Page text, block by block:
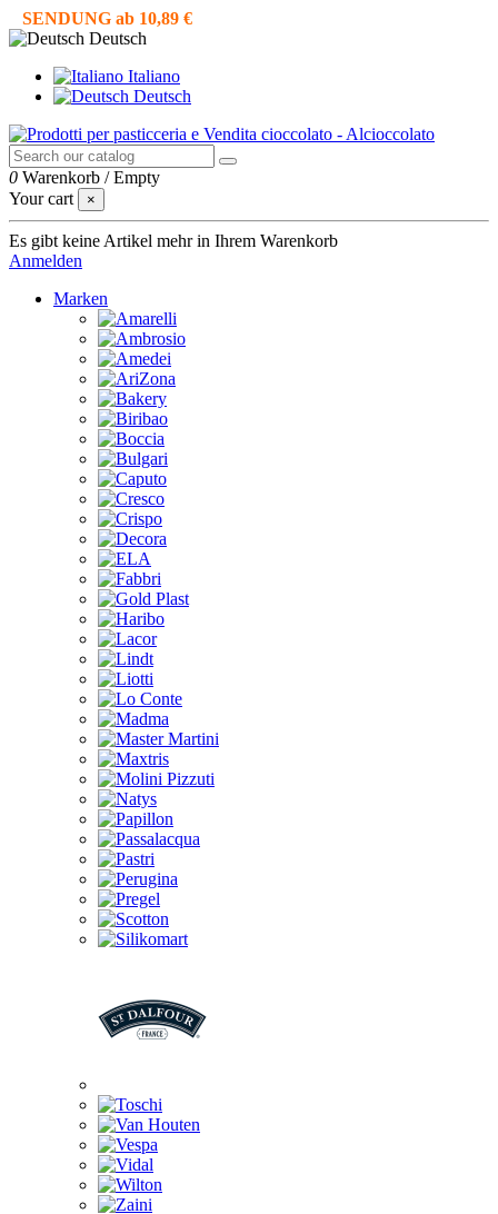
SENDUNG ab 10,89 €
Deutsch
Italiano
Deutsch
0 Warenkorb /Empty
Your cart
×
Es gibt keine Artikel mehr in Ihrem Warenkorb
Anmelden
Marken